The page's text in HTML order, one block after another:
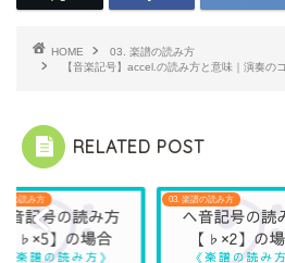
HOME
03. 楽譜の読み方
【音楽記号】accel.の読み方と意味｜演奏の
RELATED POST
譜の読み方 03. 楽譜の読み方